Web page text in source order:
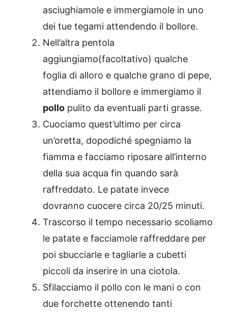
asciughiamole e immergiamole in uno
dei tue tegami attendendo il bollore.
Nell’altra pentola
aggiungiamo(facoltativo) qualche
foglia di alloro e qualche grano di pepe,
attendiamo il bollore e immergiamo il
pollo pulito da eventuali parti grasse.
Cuociamo quest’ultimo per circa
un’oretta, dopodiché spegniamo la
fiamma e facciamo riposare all’interno
della sua acqua fin quando sarà
raffreddato. Le patate invece
dovranno cuocere circa 20/25 minuti.
Trascorso il tempo necessario scoliamo
le patate e facciamole raffreddare per
poi sbucciarle e tagliarle a cubetti
piccoli da inserire in una ciotola.
Sfilacciamo il pollo con le mani o con
due forchette ottenendo tanti